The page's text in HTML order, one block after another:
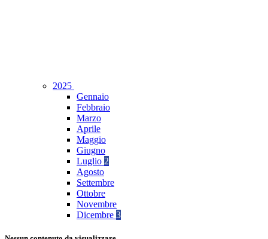
2025
Gennaio
Febbraio
Marzo
Aprile
Maggio
Giugno
Luglio 2
Agosto
Settembre
Ottobre
Novembre
Dicembre 3